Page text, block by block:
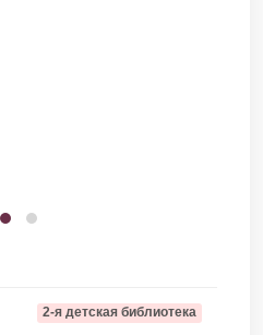
2-я детская библиотека